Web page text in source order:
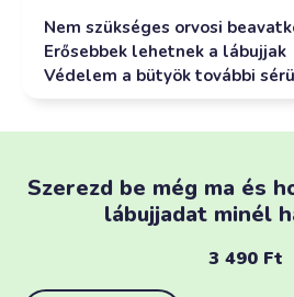
Nem szükséges orvosi
Erősebbek lehetnek a lábujjak
Védelem a bütyök további
Szerezd be még ma és
lábujjadat minél
3 490 Ft